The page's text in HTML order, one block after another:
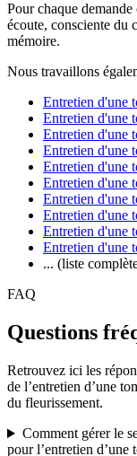
Pour chaque
écoute, consciente du
mémoire.
Nous travaillons
Entretien d'une
Entretien d'une
Entretien d'une
Entretien d'une
Entretien d'une
Entretien d'une
Entretien d'une
Entretien d'une
Entretien d'une
Entretien d'une
... (liste
FAQ
Questions
Retrouvez ici les
de l’entretien d’une
du fleurissement.
Comment gérer le
pour l’entretien d’une